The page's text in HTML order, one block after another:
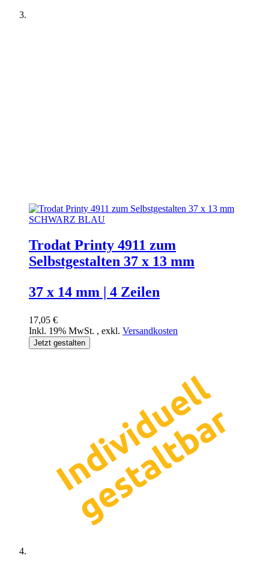
Trodat Printy 4911 zum
Selbstgestalten 37 x 13 mm
37 x 14 mm | 4 Zeilen
17,05 €
Inkl. 19% MwSt. , exkl. Versandkosten
Jetzt gestalten